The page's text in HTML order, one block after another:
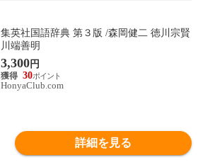
集英社国語辞典 第３版 /森岡健二 徳川宗賢
川端善明
3,300円
30
HonyaClub.com
詳細を見る